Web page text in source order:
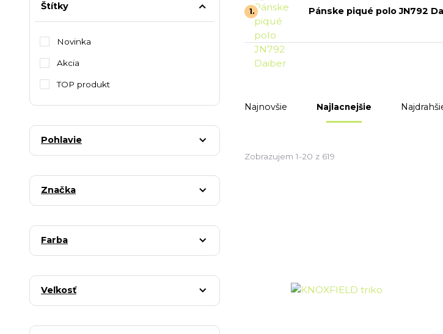
1. Pánske piqué polo JN792
Najnovšie Najlacnejšie
Zobrazujem 1-20 z 619
Štítky
Novinka
Akcia
TOP produkt
Pohlavie
Značka
Farba
Veľkosť